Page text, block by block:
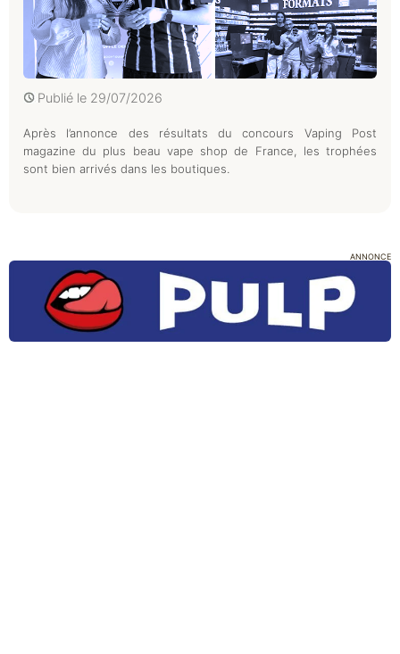
Publié le 29/07/2026
Après l’annonce des résultats du concours Vaping Post
magazine du plus beau vape shop de France, les trophées
sont bien arrivés dans les boutiques.
ANNONCE